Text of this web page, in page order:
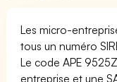
Les micro-
tous un numéro
Le code APE
entreprise et une